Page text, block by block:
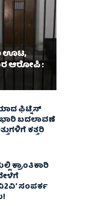
ಊಟ,
ಆರೋಪಿ :
ಫಿಟ್ನೆಸ್
ಬದಲಾವಣೆ
ಕತ್ತರಿ
ಕ್ರಾಂತಿಕಾರಿ
ಸಂಪರ್ಕ